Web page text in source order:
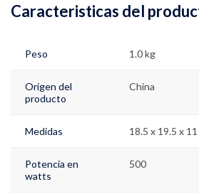
Caracteristicas del
Peso 1.0 kg
Origen del
producto
China
Medidas 18.5 x 19.5 x 11
Potencia en
watts
500